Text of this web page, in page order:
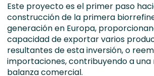
Este proyecto es el primer paso
construcción de la primera
generación en Europa,
capacidad de exportar varios
resultantes de esta inversión, o
importaciones, contribuyendo a una
balanza comercial.